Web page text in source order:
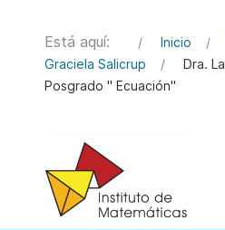
Está aquí: Inicio
Graciela Salicrup
Dra.
Posgrado " Ecuación"